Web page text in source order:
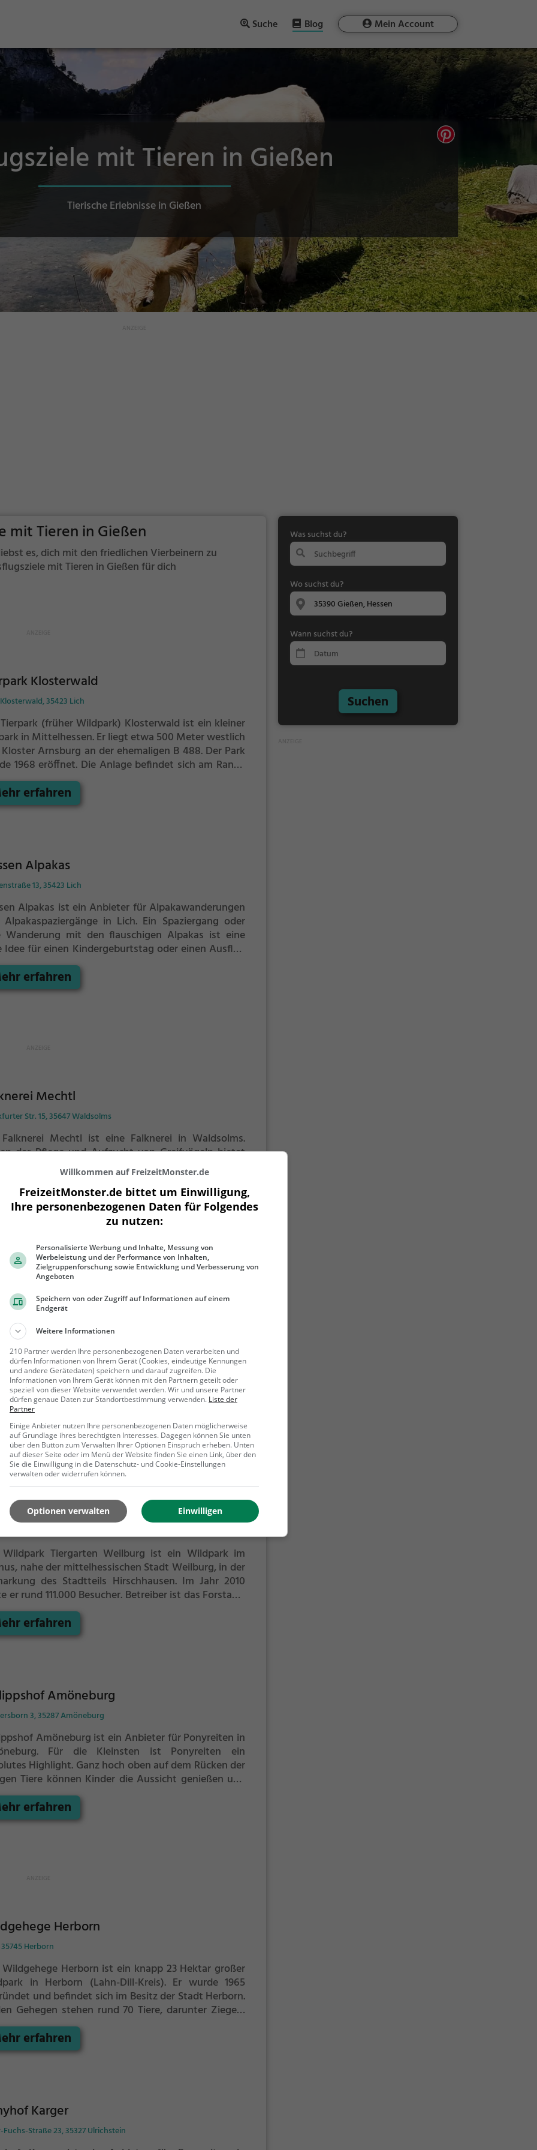
Suche Blog Mein Account
mit Tieren in Gießen
Tierische Erlebnisse in Gießen
mit Tieren in Gießen
es, dich mit den friedlichen Vierbeinern zu
mit Tieren in Gießen für dich
Klosterwald
35423 Lich
(früher Wildpark) Klosterwald ist ein kleiner
in Mittelhessen. Er liegt etwa 500 Meter westlich
Arnsburg an der ehemaligen B 488. Der Park
1968 eröffnet. Die Anlage befindet sich am Rande
Hardwald Hain. Der ganzjährig (im
witterungsabhängig) geöffnete Wildpark hat eine
von 4 Hektar. Auf der Anlage werden etwa 200
erfahren
Alpakas
13, 35423 Lich
Alpakas ist ein Anbieter für Alpakawanderungen
in Lich. Ein Spaziergang oder
Wanderung mit den flauschigen Alpakas ist eine
Idee für einen Kindergeburtstag oder einen Ausflug
Familie. Die kuscheligen Tiere strahlen eine
Ruhe aus und werden daher auch häufig zu
eingesetzt.
erfahren
Mechtl
Str. 15, 35647 Waldsolms
Mechtl ist eine Falknerei in Waldsolms.
der Pflege und Aufzucht von Greifvögeln bietet
Falknerei auch regelmäßige Besuchszeiten und
an. Die genauen Termine für die
findest du auf der Website
Mehr erfahren
Bad Nauheim
10, 61231 Bad Nauheim
Bad Nauheim ist eine Falknerei in Bad
Neben der Pflege und Aufzucht von
bietet die Falknerei auch regelmäßige
und Flugvorführungen an. Die genauen
für die Flugshows findest du auf der Website
Mehr erfahren
Tiergarten Weilburg
35781 Weilburg
Tiergarten Weilburg ist ein Wildpark im
nahe der mittelhessischen Stadt Weilburg, in der
des Stadtteils Hirschhausen. Im Jahr 2010
er rund 111.000 Besucher. Betreiber ist das Forstamt
unter der Trägerschaft des hessischen
Hessen-Forst.
erfahren
Amöneburg
3, 35287 Amöneburg
Amöneburg ist ein Anbieter für Ponyreiten in
Für die Kleinsten ist Ponyreiten ein
Highlight. Ganz hoch oben auf dem Rücken der
Tiere können Kinder die Aussicht genießen und
durch die Umgebung von Amöneburg reiten.
erfahren
Herborn
Herborn
Wildgehege Herborn ist ein knapp 23 Hektar großer
in Herborn (Lahn-Dill-Kreis). Er wurde 1965
und befindet sich im Besitz der Stadt Herborn.
Gehegen stehen rund 70 Tiere, darunter Ziegen,
Skudden, Muffelwild, Damwild, Rotwild und Lamas.
verschiedene Wasservögel sind hier heimisch.
erfahren
Karger
Fuchs-Straße 23, 35327 Ulrichstein
Was suchst du?
Wo suchst du?
Wann suchst du?
Suchen
Willkommen auf FreizeitMonster.de
FreizeitMonster.de bittet um Einwilligung,
Ihre personenbezogenen Daten für Folgendes
zu nutzen:
Personalisierte Werbung und Inhalte, Messung von
Werbeleistung und der Performance von Inhalten,
Zielgruppenforschung sowie Entwicklung und Verbesserung von
Angeboten
Speichern von oder Zugriff auf Informationen auf einem
Endgerät
Weitere Informationen
210 Partner werden Ihre personenbezogenen Daten verarbeiten und
dürfen Informationen von Ihrem Gerät (Cookies, eindeutige Kennungen
und andere Gerätedaten) speichern und darauf zugreifen. Die
Informationen von Ihrem Gerät können mit den Partnern geteilt oder
speziell von dieser Website verwendet werden. Wir und unsere Partner
dürfen genaue Daten zur Standortbestimmung verwenden. Liste der
Partner
Einige Anbieter nutzen Ihre personenbezogenen Daten möglicherweise
auf Grundlage ihres berechtigten Interesses. Dagegen können Sie unten
über den Button zum Verwalten Ihrer Optionen Einspruch erheben. Unten
auf dieser Seite oder im Menü der Website finden Sie einen Link, über den
Sie die Einwilligung in die Datenschutz- und Cookie-Einstellungen
verwalten oder widerrufen können.
Einwilligen
Optionen verwalten